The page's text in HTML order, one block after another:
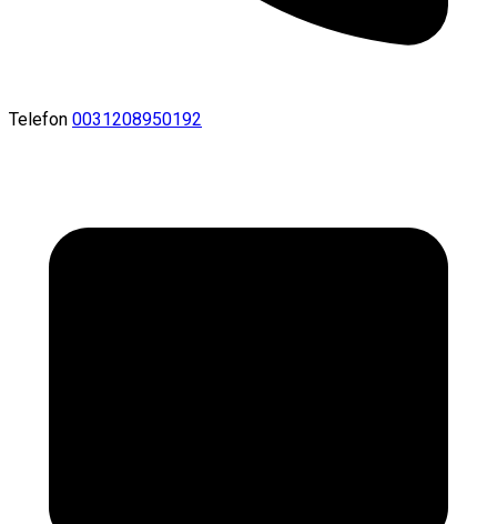
Telefon 0031208950192